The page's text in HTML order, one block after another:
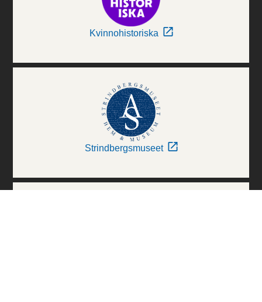
Kvinnohistoriska
Strindbergsmuseet